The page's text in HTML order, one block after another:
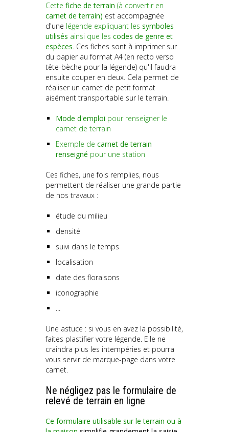
Cette fiche de terrain (à convertir en
carnet de terrain) est accompagnée
d'une légende expliquant les symboles
utilisés ainsi que les codes de genre et
espèces. Ces fiches sont à imprimer sur
du papier au format A4 (en recto verso
tête-bèche pour la légende) qu'il faudra
ensuite couper en deux. Cela permet de
réaliser un carnet de petit format
aisément transportable sur le terrain.
Mode d'emploi pour renseigner le
carnet de terrain
Exemple de carnet de terrain
renseigné pour une station
Ces fiches, une fois remplies, nous
permettent de réaliser une grande partie
de nos travaux :
étude du milieu
densité
suivi dans le temps
localisation
date des floraisons
iconographie
...
Une astuce : si vous en avez la possibilité,
faites plastifier votre légende. Elle ne
craindra plus les intempéries et pourra
vous servir de marque-page dans votre
carnet.
Ne négligez pas le formulaire de
relevé de terrain en ligne
Ce formulaire utilisable sur le terrain ou à